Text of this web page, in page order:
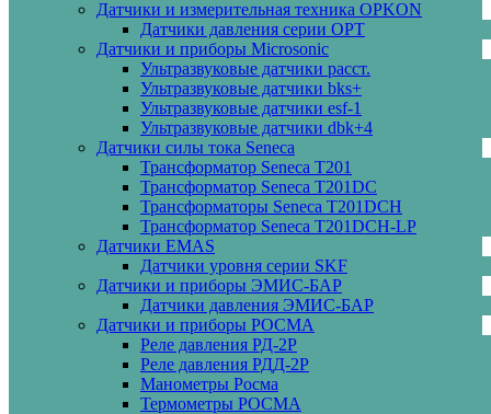
Датчики и измерительная техника OPKON
Датчики давления серии OPT
Датчики и приборы Microsonic
Ультразвуковые датчики расст.
Ультразвуковые датчики bks+
Ультразвуковые датчики esf-1
Ультразвуковые датчики dbk+4
Датчики силы тока Seneca
Трансформатор Seneca T201
Трансформатор Seneca T201DC
Трансформаторы Seneca T201DCH
Трансформатор Seneca T201DCH-LP
Датчики EMAS
Датчики уровня серии SKF
Датчики и приборы ЭМИС-БАР
Датчики давления ЭМИС-БАР
Датчики и приборы РОСМА
Реле давления РД-2Р
Реле давления РДД-2Р
Манометры Росма
Термометры РОСМА